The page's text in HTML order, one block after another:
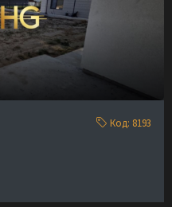
Код: 8193